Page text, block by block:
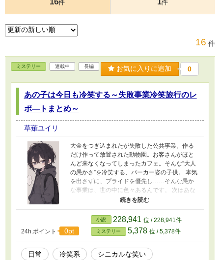
件 件
16 件
ミステリー 連載中 長編 お気に入りに追加 0
あの子は今日も冷笑する～失敗事業冷笑旅行のレ
ポ―トまとめ～
草薙ユイリ
大金をつぎ込まれたが失敗した公共事業。作る
だけ作って放置された動物園。お客さんがほと
んど来なくなってしまったカフェ。そんな”大人
の愚かさ”を冷笑する、パーカー姿の子供。 本気
を出さずに、プライドを優先し……そんな愚か
な事業は、世の中に色々あるんです。 次はあな
たの街に、パーカー姿の冷笑系がやってくるか
現実に似たような事業があったとしても、偶然
です。 この作品を気に入った場合、お気に入り
追加をよろしくお願いいたします。
24h.ポイント 0pt
小説 228,941 位 / 228,941件
ミステリー 5,378 位 / 5,378件
日常 冷笑系
シニカルな笑い